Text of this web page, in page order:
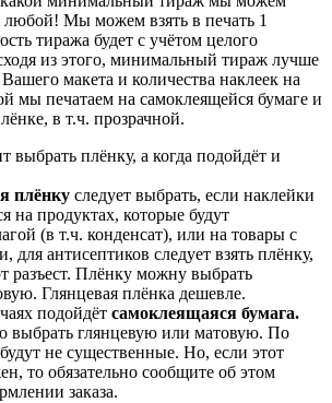
любой! Мы можем взять в печать 1
тиража будет с учётом целого
из этого, минимальный тираж лучше
макета и количества наклеек на
мы печатаем на самоклеящейся бумаге и
в т.ч. прозрачной.
выбрать плёнку, а когда подойдёт и
плёнку следует выбрать, если наклейки
на продуктах, которые будут
(в т.ч. конденсат), или на товары с
для антисептиков следует взять плёнку,
разъест. Плёнку можну выбрать
Глянцевая плёнка дешевле.
подойдёт самоклеящаяся бумага.
выбрать глянцевую или матовую. По
не существенные. Но, если этот
то обязательно сообщите об этом
заказа.